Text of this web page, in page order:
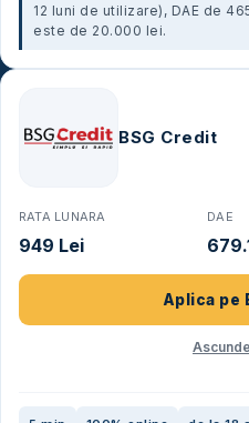
12 luni de utilizare), DAE de
este de 20.000 lei.
BSG Credit
RATA LUNARA
949 Lei
DAE
Aplica pe